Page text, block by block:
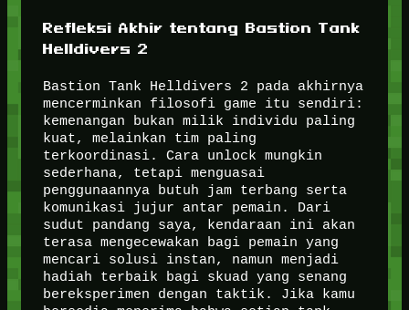
Refleksi Akhir tentang Bastion Tank
Helldivers 2
Bastion Tank Helldivers 2 pada akhirnya
mencerminkan filosofi game itu sendiri:
kemenangan bukan milik individu paling
kuat, melainkan tim paling
terkoordinasi. Cara unlock mungkin
sederhana, tetapi menguasai
penggunaannya butuh jam terbang serta
komunikasi jujur antar pemain. Dari
sudut pandang saya, kendaraan ini akan
terasa mengecewakan bagi pemain yang
mencari solusi instan, namun menjadi
hadiah terbaik bagi skuad yang senang
bereksperimen dengan taktik. Jika kamu